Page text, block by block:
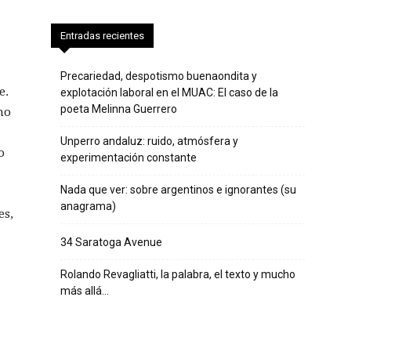
Entradas recientes
Precariedad, despotismo buenaondita y
explotación laboral en el MUAC: El caso de la
poeta Melinna Guerrero
Unperro andaluz: ruido, atmósfera y
experimentación constante
Nada que ver: sobre argentinos e ignorantes (su
anagrama)
34 Saratoga Avenue
Rolando Revagliatti, la palabra, el texto y mucho
más allá…